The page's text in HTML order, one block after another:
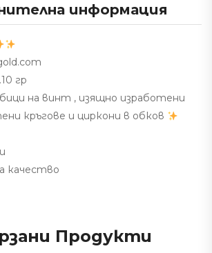
информация
гр
на винт , изящно изработени
кръгове и циркони в обков
качество
Продукти